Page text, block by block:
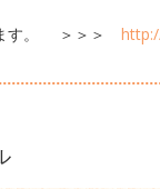
す。 ＞＞＞